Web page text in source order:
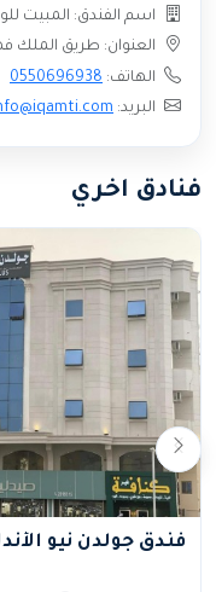
اسم الفندق: المبيت
العنوان: طريق الملك
الهاتف: 0550696938
البريد:
فنادق اخري
فندق جولدن نيو